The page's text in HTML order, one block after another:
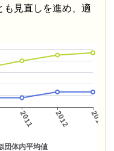
も見直しを進め、適